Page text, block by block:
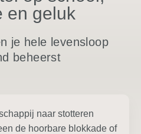
en geluk
je hele levensloop
beheerst
naar stotteren
de hoorbare blokkade of